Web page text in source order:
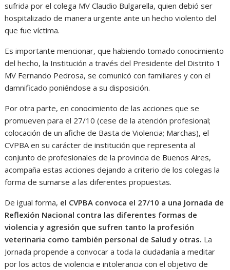
sufrida por el colega MV Claudio Bulgarella, quien debió ser
hospitalizado de manera urgente ante un hecho violento del
que fue víctima.
Es importante mencionar, que habiendo tomado conocimiento
del hecho, la Institución a través del Presidente del Distrito 1
MV Fernando Pedrosa, se comunicó con familiares y con el
damnificado poniéndose a su disposición.
Por otra parte, en conocimiento de las acciones que se
promueven para el 27/10 (cese de la atención profesional;
colocación de un afiche de Basta de Violencia; Marchas), el
CVPBA en su carácter de institución que representa al
conjunto de profesionales de la provincia de Buenos Aires,
acompaña estas acciones dejando a criterio de los colegas la
forma de sumarse a las diferentes propuestas.
De igual forma, el CVPBA convoca el 27/10 a una Jornada de
Reflexión Nacional contra las diferentes formas de
violencia y agresión que sufren tanto la profesión
veterinaria como también personal de Salud y otras. La
Jornada propende a convocar a toda la ciudadanía a meditar
por los actos de violencia e intolerancia con el objetivo de